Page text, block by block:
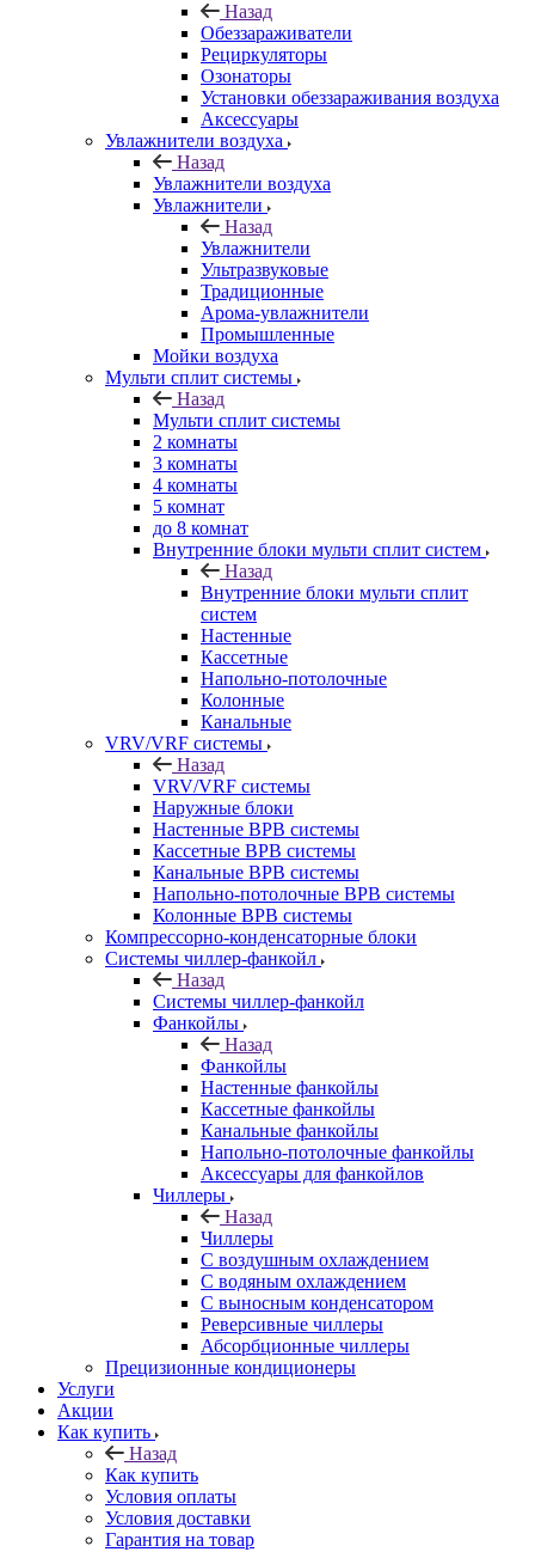
Назад
Обеззараживатели
Рециркуляторы
Озонаторы
Установки обеззараживания воздуха
Аксессуары
Увлажнители воздуха
Назад
Увлажнители воздуха
Увлажнители
Назад
Увлажнители
Ультразвуковые
Традиционные
Арома-увлажнители
Промышленные
Мойки воздуха
Мульти сплит системы
Назад
Мульти сплит системы
2 комнаты
3 комнаты
4 комнаты
5 комнат
до 8 комнат
Внутренние блоки мульти сплит систем
Назад
Внутренние блоки мульти сплит
систем
Настенные
Кассетные
Напольно-потолочные
Колонные
Канальные
VRV/VRF системы
Назад
VRV/VRF системы
Наружные блоки
Настенные ВРВ системы
Кассетные ВРВ системы
Канальные ВРВ системы
Напольно-потолочные ВРВ системы
Колонные ВРВ системы
Компрессорно-конденсаторные блоки
Системы чиллер-фанкойл
Назад
Системы чиллер-фанкойл
Фанкойлы
Назад
Фанкойлы
Настенные фанкойлы
Кассетные фанкойлы
Канальные фанкойлы
Напольно-потолочные фанкойлы
Аксессуары для фанкойлов
Чиллеры
Назад
Чиллеры
С воздушным охлаждением
С водяным охлаждением
С выносным конденсатором
Реверсивные чиллеры
Абсорбционные чиллеры
Прецизионные кондиционеры
Услуги
Акции
Как купить
Назад
Как купить
Условия оплаты
Условия доставки
Гарантия на товар